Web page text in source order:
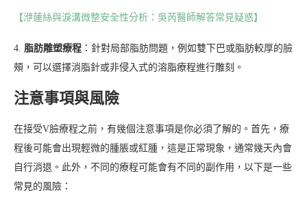
【洢蓮絲與淚溝微整安全性分析：吳芮醫師解答常見疑惑】
4. 脂肪雕塑療程 ：針對局部脂肪問題，例如雙下巴或脂肪較厚的臉
頰，可以選擇消脂針或非侵入式的溶脂療程進行雕刻。
注意事項與風險
在接受V臉療程之前，有幾個注意事項是你必須了解的。首先，療
程後可能會出現輕微的腫脹或紅腫，這是正常現象，通常幾天內會
自行消退。此外，不同的療程可能會有不同的副作用，以下是一些
常見的風險：